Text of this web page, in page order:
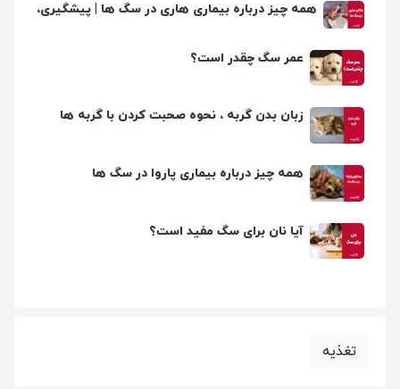
همه چیز درباره بیماری هاری در سگ ها | پیشگیری،
عمر سگ چقدر است؟
زبان بدن گربه ، نحوه صحبت کردن با گربه ها
همه چیز درباره بیماری پاروا در سگ ها
آیا نان برای سگ مفید است؟
تغذیه